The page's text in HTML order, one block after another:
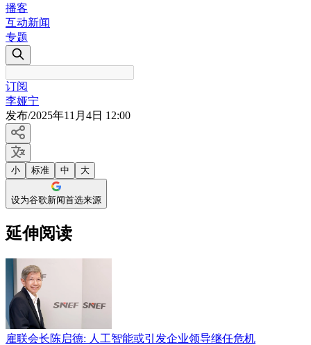
播客
互动新闻
专题
订阅
李娅宁
发布/2025年11月4日 12:00
小 标准 中 大
设为谷歌新闻首选来源
延伸阅读
雇联会长陈启德: 人工智能或引发企业领导继任危机